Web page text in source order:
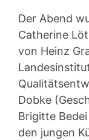
Der Abend
Catherine
von Heinz
Dobke
Brigitte
den jungen